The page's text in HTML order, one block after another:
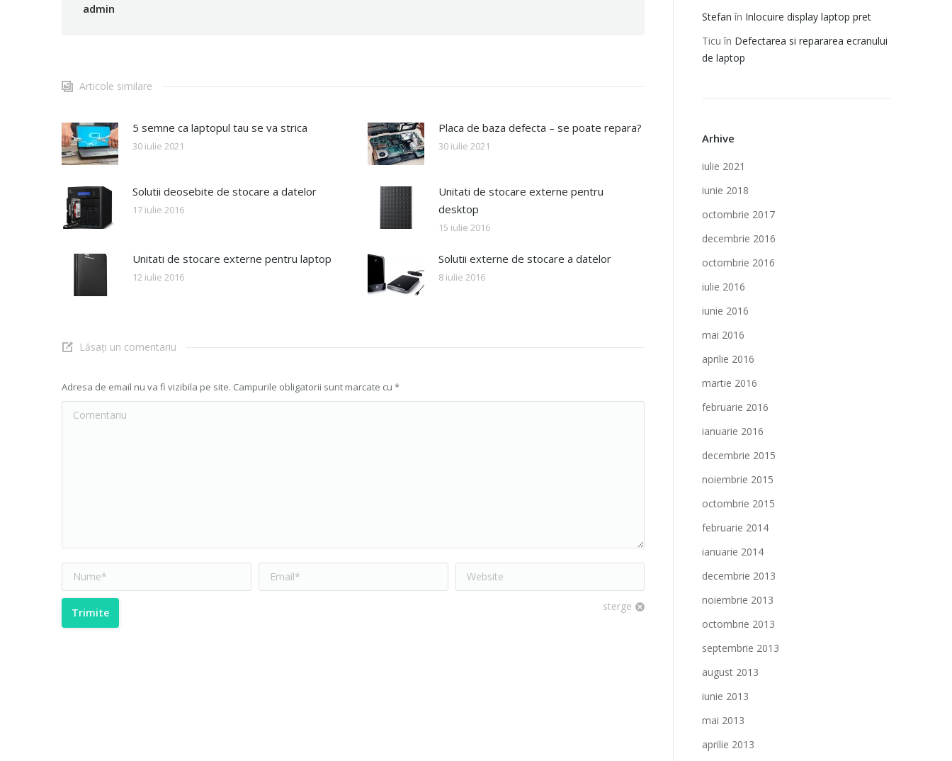
admin
Articole similare
5 semne ca laptopul tau se va strica
30 iulie 2021
Placa de baza defecta – se poate repara?
30 iulie 2021
Solutii deosebite de stocare a datelor
17 iulie 2016
Unitati de stocare externe pentru
desktop
15 iulie 2016
Unitati de stocare externe pentru laptop
12 iulie 2016
Solutii externe de stocare a datelor
8 iulie 2016
Lăsați un comentariu
Adresa de email nu va fi vizibila pe site. Campurile obligatorii sunt marcate cu *
Comentariu
Nume* Email * Website
sterge
Trimite
Stefan în Inlocuire display laptop pret
Ticu în Defectarea si repararea ecranului
de laptop
Arhive
iulie 2021
iunie 2018
octombrie 2017
decembrie 2016
octombrie 2016
iulie 2016
iunie 2016
mai 2016
aprilie 2016
martie 2016
februarie 2016
ianuarie 2016
decembrie 2015
noiembrie 2015
octombrie 2015
februarie 2014
ianuarie 2014
decembrie 2013
noiembrie 2013
octombrie 2013
septembrie 2013
august 2013
iunie 2013
mai 2013
aprilie 2013